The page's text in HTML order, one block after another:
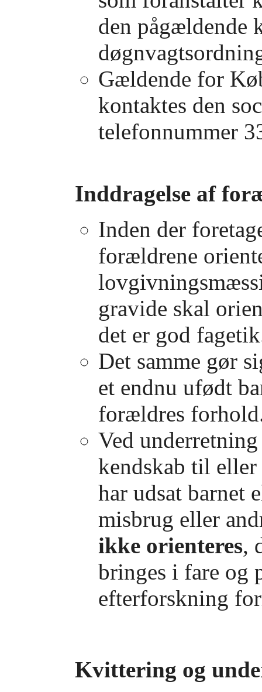
den pågældende
Gældende for
kontaktes den
telefonnummer
Inddragelse af
Inden der
forældrene
gravide skal
det er god
Det samme gør
et endnu ufødt
forældres
Ved
kendskab til
har udsat barnet
misbrug eller
ikke orienteres,
bringes i fare og
efterforskning
Kvittering og